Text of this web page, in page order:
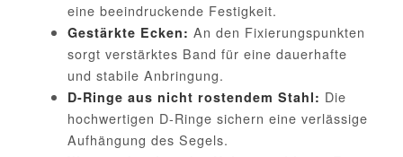
eine beeindruckende Festigkeit.
Gestärkte Ecken: An den Fixierungspunkten
sorgt verstärktes Band für eine dauerhafte
und stabile Anbringung.
D-Ringe aus nicht rostendem Stahl: Die
hochwertigen D-Ringe sichern eine verlässige
Aufhängung des Segels.